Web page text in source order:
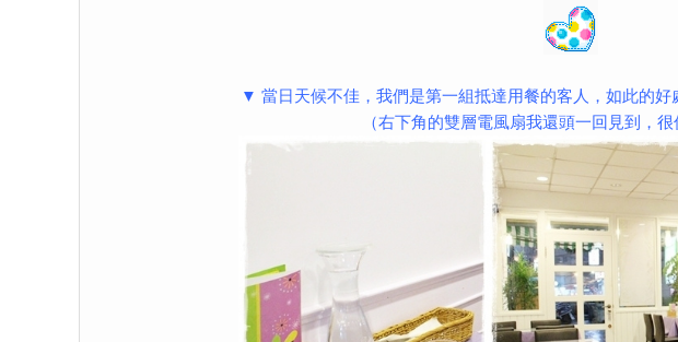
▼ 當日天候不佳，我們是第一組抵達用餐的客人，如此的好
（右下角的雙層電風扇我還頭一回見到，很